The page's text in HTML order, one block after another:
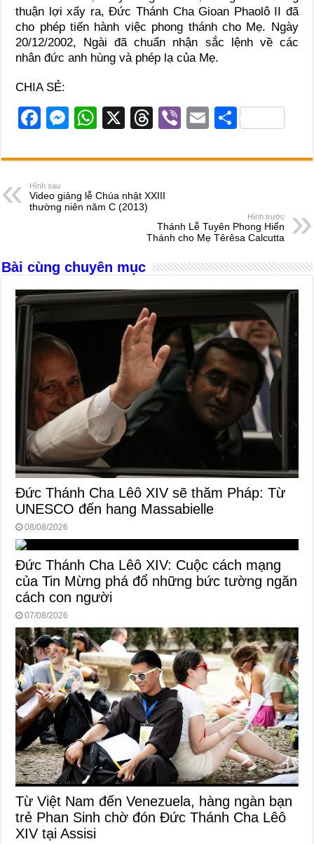
thuận lợi xẩy ra, Đức Thánh Cha Gioan Phaolô II đã
cho phép tiến hành việc phong thánh cho Mẹ. Ngày
20/12/2002, Ngài đã chuẩn nhận sắc lệnh về các
nhân đức anh hùng và phép lạ của Mẹ.
CHIA SẺ:
F
c
e
b
k
M
ss
n
W
at
A
X
T
e
d
s
Vi
er
E
ail
S
ar
Hình sau
Video giảng lễ Chúa nhật XXIII
thường niên năm C (2013)
Hình trước
Thánh Lễ Tuyên Phong Hiển
Thánh cho Mẹ Têrêsa Calcutta
Bài cùng chuyên mục
Đức Thánh Cha Lêô XIV sẽ thăm Pháp: Từ
UNESCO đến hang Massabielle
08/08/2026
Đức Thánh Cha Lêô XIV: Cuộc cách mạng
của Tin Mừng phá đổ những bức tường ngăn
cách con người
07/08/2026
Từ Việt Nam đến Venezuela, hàng ngàn bạn
trẻ Phan Sinh chờ đón Đức Thánh Cha Lêô
XIV tại Assisi